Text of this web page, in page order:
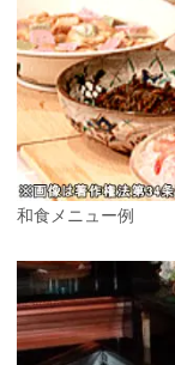
和食メニュー例